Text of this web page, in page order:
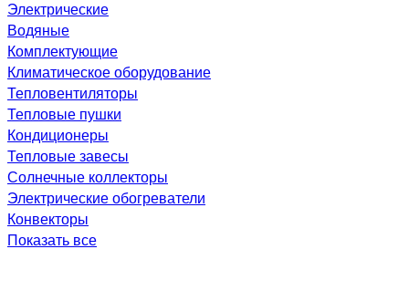
Электрические
Водяные
Комплектующие
Климатическое оборудование
Тепловентиляторы
Тепловые пушки
Кондиционеры
Тепловые завесы
Солнечные коллекторы
Электрические обогреватели
Конвекторы
Показать все